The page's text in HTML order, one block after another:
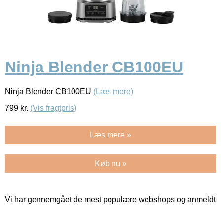
Ninja Blender CB100EU
Ninja Blender CB100EU (Læs mere)
799 kr. (Vis fragtpris)
Læs mere »
Køb nu »
Vi har gennemgået de mest populære webshops og anmeldt